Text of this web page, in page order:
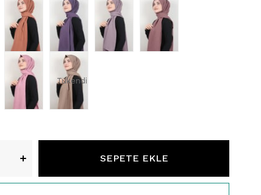
Tükendi